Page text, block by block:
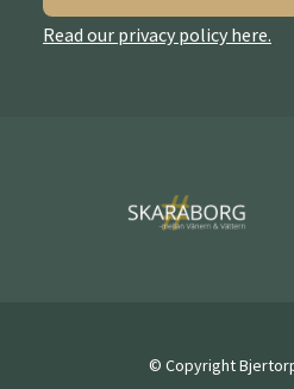
Read our privacy policy here.
© Copyright